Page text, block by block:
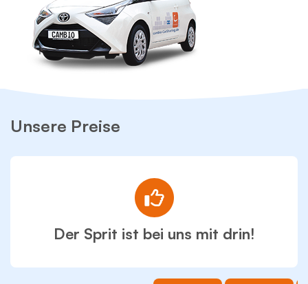
Unsere Preise
Der Sprit ist bei uns mit drin!